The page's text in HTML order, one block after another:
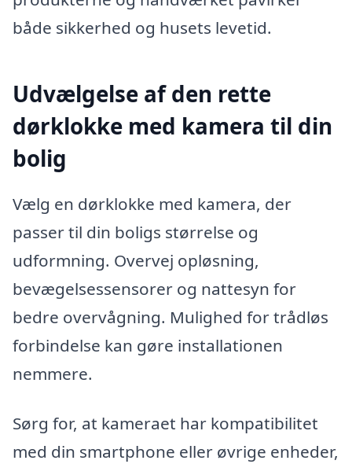
både sikkerhed og husets levetid.
Udvælgelse af den rette
dørklokke med kamera til din
bolig
Vælg en dørklokke med kamera, der
passer til din boligs størrelse og
udformning. Overvej opløsning,
bevægelsessensorer og nattesyn for
bedre overvågning. Mulighed for trådløs
forbindelse kan gøre installationen
nemmere.
Sørg for, at kameraet har kompatibilitet
med din smartphone eller øvrige enheder,